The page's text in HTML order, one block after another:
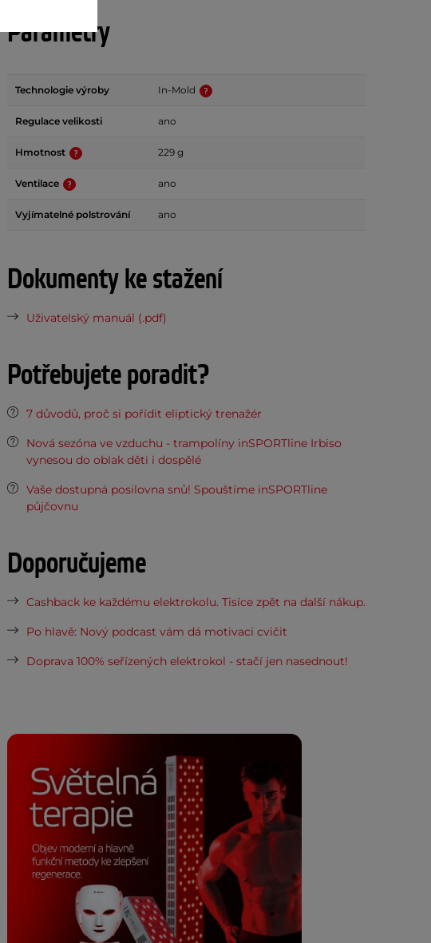
Parametry
Technologie výroby In-Mold
Regulace velikosti ano
Hmotnost 229 g
Ventilace ano
Vyjímatelné polstrování ano
Dokumenty ke stažení
Uživatelský manuál (.pdf)
Potřebujete poradit?
7 důvodů, proč si pořídit eliptický trenažér
Nová sezóna ve vzduchu - trampolíny inSPORTline Irbiso
vynesou do oblak děti i dospělé
Vaše dostupná posilovna snů! Spouštíme inSPORTline
půjčovnu
Doporučujeme
Cashback ke každému elektrokolu. Tisíce zpět na další nákup.
Po hlavě: Nový podcast vám dá motivaci cvičit
Doprava 100% seřízených elektrokol - stačí jen nasednout!